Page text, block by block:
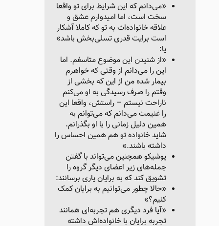
«می‌دانم که این شرایط برای تو واقعا
سخت است، اما امیدوارم عشق و
علاقه خانواده‌ات به تو که کاملا آشکار
است برایت قدری تسلی‌بخش باشد»
یا:
«از شنیدن این موضوع متاسفم. اما
این را می‌دانم از وقتی که خواهرم
بیمار شده من از این که بخشی از
وقتم را صرف رسیدگی به او می‌کنم
ناراحت نیستم – راستش، واقعا این
را غنیمت می‌دانم که می‌توانم به
همین دلیل زمانی را با او بگذرانم.
شاید خانواده تو هم همین احساس را
داشته باشند.»
یوشیکو همچنین می‌تواند با گفتن
جمله‌های زیر‌ اعضای دیگر گروه را
تشویق کند که به برایان یاری برسانند:
«حالا چطور می‌توانیم به برایان کمک
کنیم؟»
«آیا فرد دیگری هم تجربه‌ای همانند
تجربه برایان با خانواده‌اش داشته